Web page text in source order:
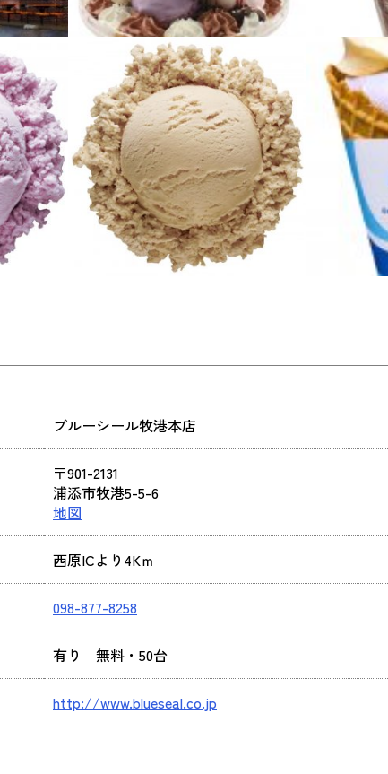
ブルーシール牧港本店
〒901-2131
浦添市牧港5-5-6
地図
西原ICより4Kｍ
098-877-8258
有り 無料・50台
http://www.blueseal.co.jp